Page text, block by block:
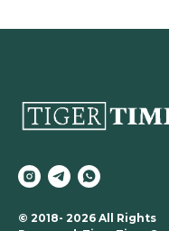
© 2018- 2026 All Rights